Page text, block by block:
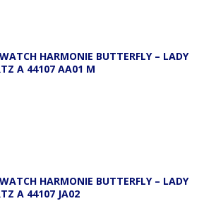
HARMONIE BUTTERFLY – LADY
A 44107 AA01 M
HARMONIE BUTTERFLY – LADY
A 44107 JA02